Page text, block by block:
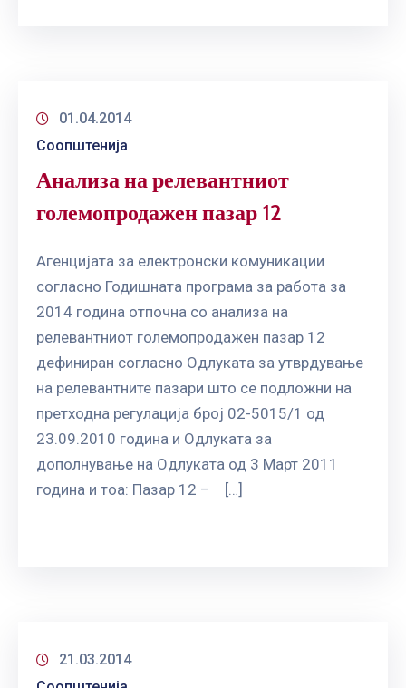
01.04.2014
Соопштенија
Анализа на релевантниот
големопродажен пазар 12
Агенцијата за електронски комуникации
согласно Годишната програма за работа за
2014 година отпочна со анализа на
релевантниот големопродажен пазар 12
дефиниран согласно Одлуката за утврдување
на релевантните пазари што се подложни на
претходна регулација број 02-5015/1 од
23.09.2010 година и Одлуката за
дополнување на Одлуката од 3 Март 2011
годинa и тоа: Пазар 12 – […]
21.03.2014